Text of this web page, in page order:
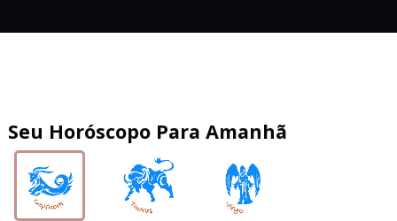
Seu Horóscopo Para Amanhã